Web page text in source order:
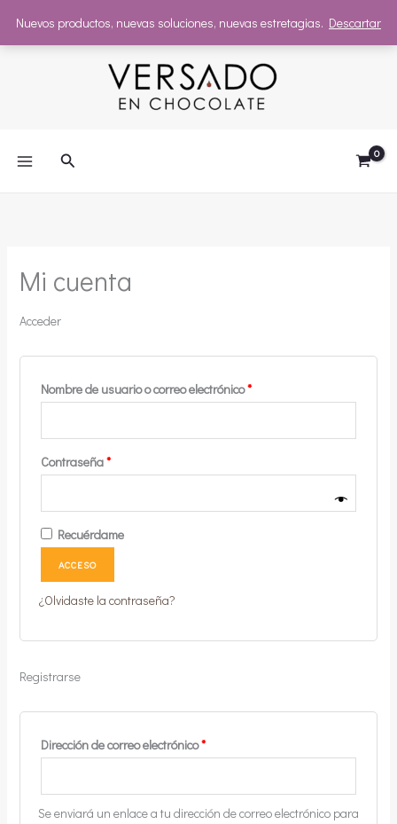
Nuevos productos, nuevas soluciones, nuevas estretagias. Descartar
Buscar
Mi cuenta
Acceder
Nombre de usuario o correo electrónico*Obligatorio
Contraseña*Obligatorio
Recuérdame
ACCESO
¿Olvidaste la contraseña?
Registrarse
Dirección de correo electrónico*Obligatorio
Se enviará un enlace a tu dirección de correo electrónico para